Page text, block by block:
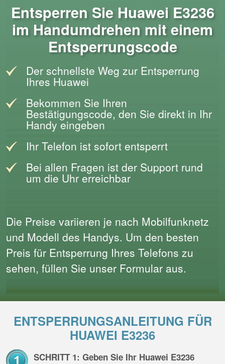
Entsperren Sie Huawei E3236
im Handumdrehen mit einem
Entsperrungscode
Der schnellste Weg zur Entsperrung
Ihres Huawei
Bekommen Sie Ihren
Bestätigungscode, den Sie direkt in Ihr
Handy eingeben
Ihr Telefon ist sofort entsperrt
Bei allen Fragen ist der Support rund
um die Uhr erreichbar
Die Preise variieren je nach Mobilfunknetz
und Modell des Handys. Um den besten
Preis für Entsperrung Ihres Telefons zu
sehen, füllen Sie unser Formular aus.
ENTSPERRUNGSANLEITUNG FÜR
HUAWEI E3236
SCHRITT 1: Geben Sie Ihr Huawei E3236